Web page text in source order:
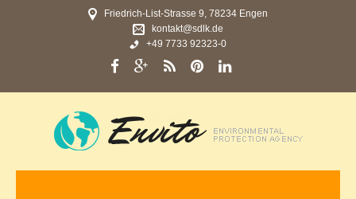
Friedrich-List-Strasse 9, 78234 Engen
kontakt@sdlk.de
+49 7733 92323-0